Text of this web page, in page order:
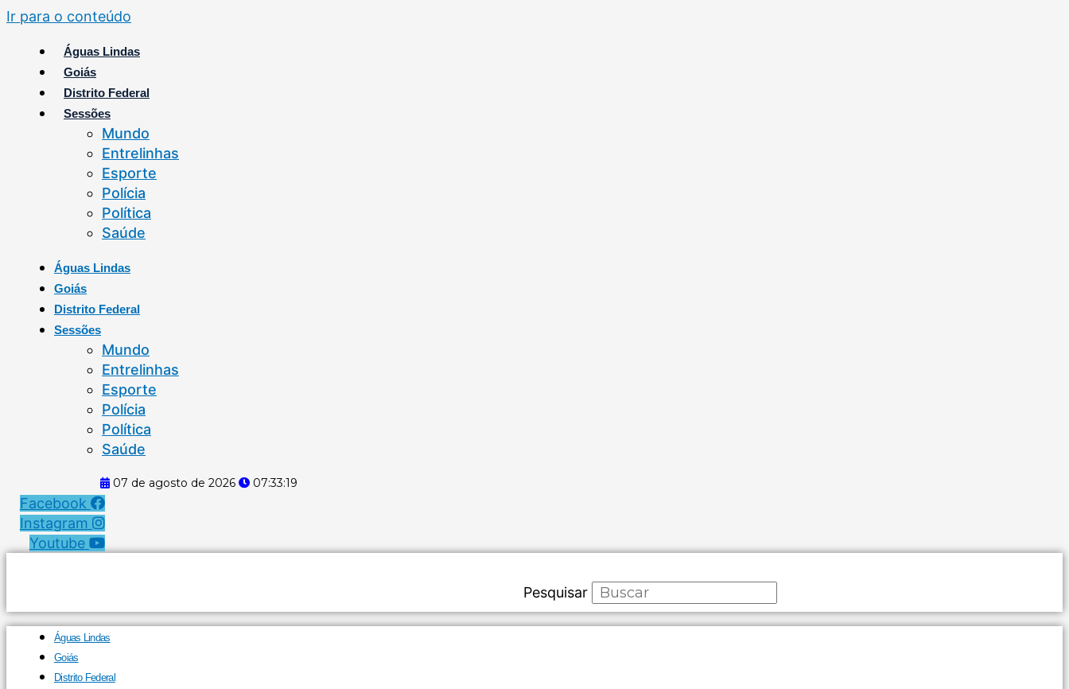
Ir para o conteúdo
Águas Lindas
Goiás
Distrito Federal
Sessões
Mundo
Entrelinhas
Esporte
Polícia
Política
Saúde
Águas Lindas
Goiás
Distrito Federal
Sessões
Mundo
Entrelinhas
Esporte
Polícia
Política
Saúde
07 de agosto de 2026 07:33:19
Facebook
Instagram
Youtube
Pesquisar
Águas Lindas
Goiás
Distrito Federal